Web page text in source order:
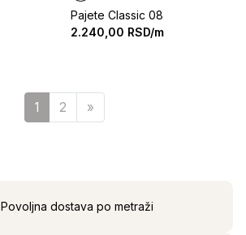
Pajete Classic 08
2.240,00 RSD/m
1 2 »Sledeća
Povoljna dostava po metraži